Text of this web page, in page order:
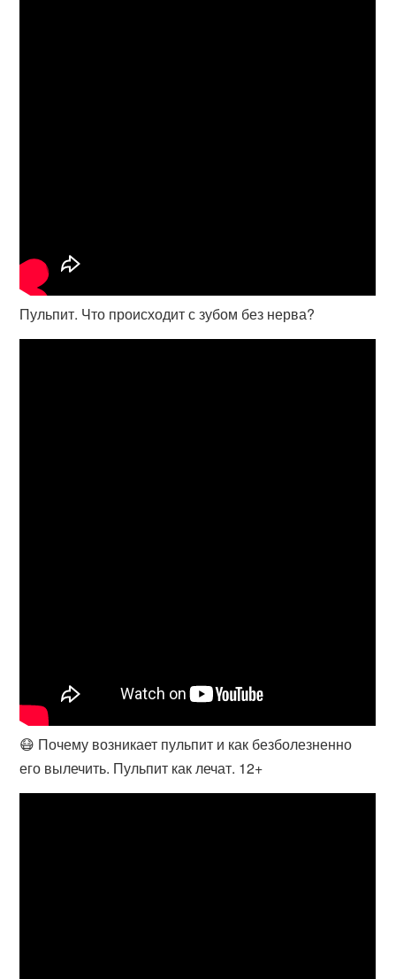
Пульпит. Что происходит с зубом без нерва?
😷 Почему возникает пульпит и как безболезненно
его вылечить. Пульпит как лечат. 12+